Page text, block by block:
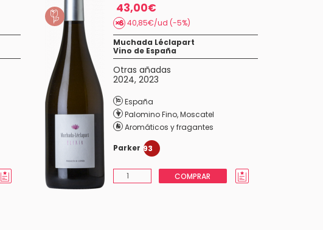
43,00€
40,85€/ud (-5%)
Muchada Léclapart
Vino de España
Otras añadas
2024, 2023
España
Palomino Fino,Moscatel
Aromáticos y fragantes
Parker 93
COMPRAR